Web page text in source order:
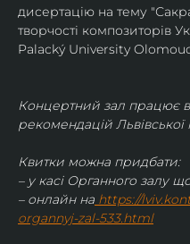
дисертацію на тему
творчості композиторів
Palacký University
Концертний зал працює
рекомендацій Львівської
Квитки можна придбати:
– у касі Органного залу
– онлайн на https://
organnyj-zal-533.html